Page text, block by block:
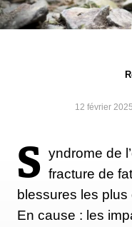
12 février 2025
S yndrome de
fracture de
blessures les
En cause : les